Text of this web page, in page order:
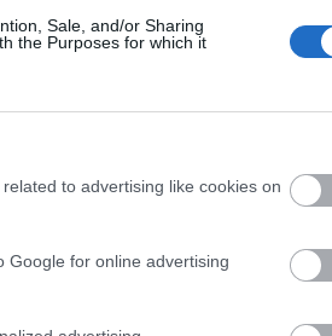
Sale, and/or Sharing
the Purposes for which it
to advertising like cookies on
Google for online advertising